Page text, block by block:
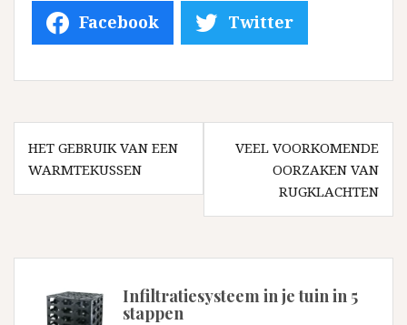
Facebook Twitter
Bericht
navigatie
HET GEBRUIK VAN EEN
WARMTEKUSSEN
VEEL VOORKOMENDE
OORZAKEN VAN
RUGKLACHTEN
Infiltratiesysteem in je tuin in 5
stappen